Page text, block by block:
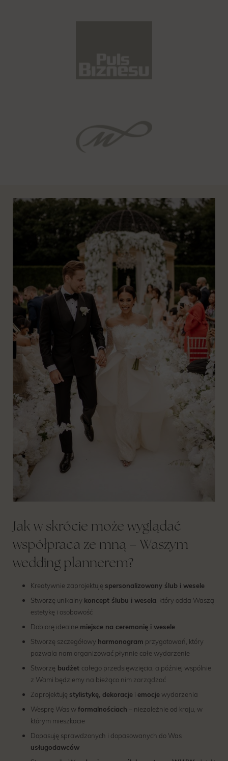
Jak w skrócie może wyglądać
współpraca ze mną – Waszym
wedding plannerem?
Kreatywnie zaprojektuję spersonalizowany ślub i wesele
Stworzę unikalny koncept ślubu i wesela, który odda Waszą
estetykę i osobowość
Dobiorę idealne miejsce na ceremonię i wesele
Stworzę szczegółowy harmonogram przygotowań, który
pozwala nam organizować płynnie całe wydarzenie
Stworzę budżet całego przedsięwzięcia, a później wspólnie
z Wami będziemy na bieżąco nim zarządzać
Zaprojektuję stylistykę, dekoracje i emocje wydarzenia
Wesprę Was wformalnościach – niezależnie od kraju, w
którym mieszkacie
Dopasuję sprawdzonych i dopasowanych do Was
usługodawców